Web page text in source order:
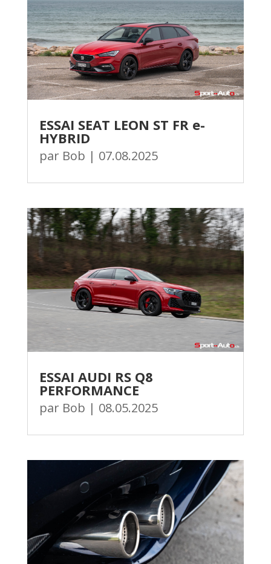
ESSAI SEAT LEON ST FR e-
HYBRID
par Bob | 07.08.2025
ESSAI AUDI RS Q8
PERFORMANCE
par Bob | 08.05.2025